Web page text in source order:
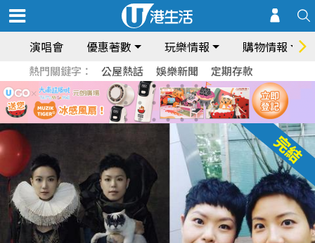
演唱會 優惠著數 玩樂情報 購物情報
熱門關鍵字： 公屋熱話 娛樂新聞 定期存款